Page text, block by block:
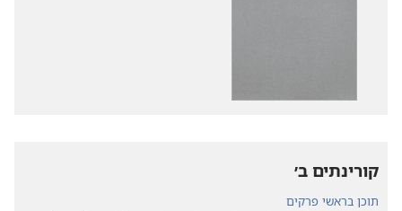
קורינתים ב׳‏
תוכן בראשי פרקים